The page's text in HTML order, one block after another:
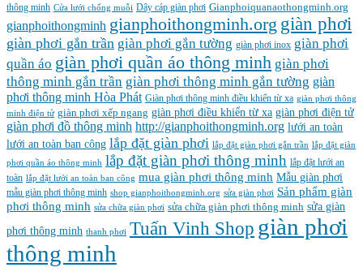
thông minh Cửa lưới chống muỗi Dây cáp giàn phơi Gianphoiquanaothongminh.org
gianphoithongminh gianphoithongminh.org giàn phơi
giàn phơi gắn trần giàn phơi gắn tường giàn phơi inox giàn phơi
quần áo giàn phơi quần áo thông minh giàn phơi
thông minh gắn trần giàn phơi thông minh gắn tường giàn
phơi thông minh Hòa Phát Giàn phơi thông minh điều khiển từ xa giàn phơi thông
minh điện tử giàn phơi xếp ngang giàn phơi điều khiển từ xa giàn phơi điện tử
giàn phơi đồ thông minh http://gianphoithongminh.org lưới an toàn
lưới an toàn ban công lắp đặt giàn phơi lắp đặt giàn phơi gắn trần lắp đặt giàn
phơi quần áo thông minh lắp đặt giàn phơi thông minh lắp đặt lưới an
toàn lắp đặt lưới an toàn ban công mua giàn phơi thông minh Mẫu giàn phơi
mẫu giàn phơi thông minh shop gianphoithongminh.org sửa giàn phơi Sản phẩm giàn
phơi thông minh sửa chữa giàn phơi sửa chữa giàn phơi thông minh sửa giàn
phơi thông minh thanh phơi Tuấn Vinh Shop ‌giàn‌ ‌phơi‌
‌thông‌ ‌minh